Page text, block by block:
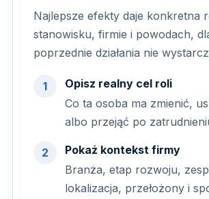
Najlepsze efekty daje konkretna
stanowisku, firmie i powodach,
poprzednie działania nie
Opisz realny cel roli
Co ta osoba ma zmienić,
albo przejąć po
Pokaż kontekst firmy
Branża, etap rozwoju,
lokalizacja, przełożony i